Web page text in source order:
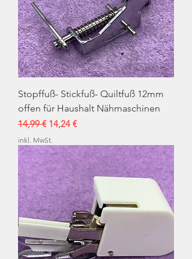
Stopffuß- Stickfuß- Quiltfuß 12mm
offen für Haushalt Nähmaschinen
Standardpreis
14,99 € Sale-Preis
14,24 €
inkl. MwSt.